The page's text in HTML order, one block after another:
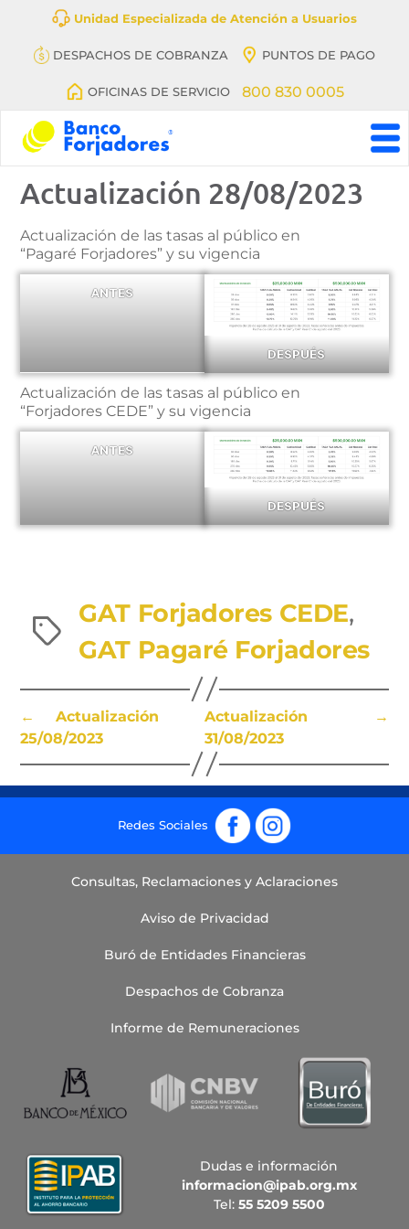
Unidad Especializada de Atención a Usuarios
DESPACHOS DE COBRANZA PUNTOS DE PAGO
OFICINAS DE SERVICIO 800 830 0005
BanFeliz,
antes
Banco
Forjadores
Actualización 28/08/2023
Actualización de las tasas al público en
“Pagaré Forjadores” y su vigencia
ANTES
DESPUÉS
Actualización de las tasas al público en
“Forjadores CEDE” y su vigencia
ANTES
DESPUÉS
Etiquetas
GAT Forjadores CEDE,
GAT Pagaré Forjadores
←
Actualización
25/08/2023
→
Actualización
31/08/2023
Fb Ig
Consultas, Reclamaciones y Aclaraciones
Aviso de Privacidad
Buró de Entidades Financieras
Despachos de Cobranza
Informe de Remuneraciones
Dudas e información
informacion@ipab.org.mx
Tel: 55 5209 5500